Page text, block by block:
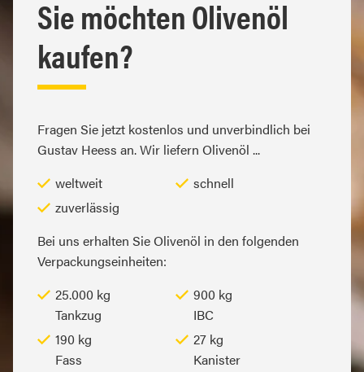
Sie möchten Olivenöl
kaufen?
Fragen Sie jetzt kostenlos und unverbindlich bei
Gustav Heess an. Wir liefern Olivenöl ...
weltweit
schnell
zuverlässig
Bei uns erhalten Sie Olivenöl in den folgenden
Verpackungseinheiten:
25.000 kg
Tankzug
900 kg
IBC
190 kg
Fass
27 kg
Kanister